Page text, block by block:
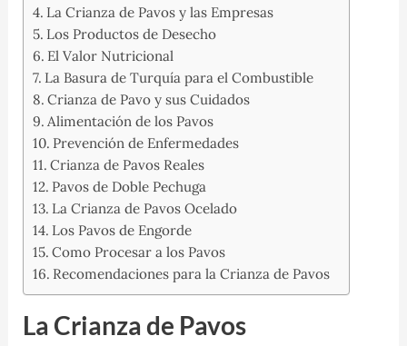
La Crianza de Pavos y las Empresas
Los Productos de Desecho
El Valor Nutricional
La Basura de Turquía para el Combustible
Crianza de Pavo y sus Cuidados
Alimentación de los Pavos
Prevención de Enfermedades
Crianza de Pavos Reales
Pavos de Doble Pechuga
La Crianza de Pavos Ocelado
Los Pavos de Engorde
Como Procesar a los Pavos
Recomendaciones para la Crianza de Pavos
La Crianza de Pavos